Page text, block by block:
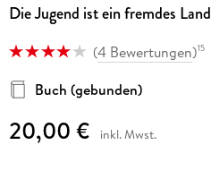
Die Jugend ist ein fremdes Land
(4 Bewertungen)15
Buch (gebunden)
20,00 € inkl. Mwst.